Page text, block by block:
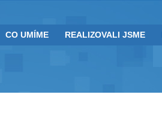
CO UMÍME REALIZOVALI JSME